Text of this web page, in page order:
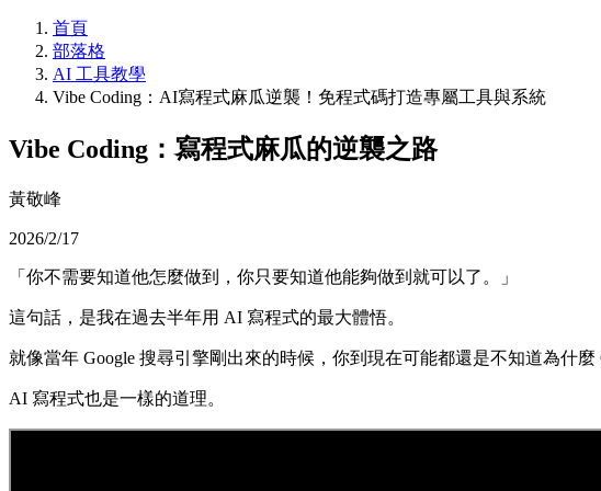
首頁
部落格
AI 工具教學
Vibe Coding：AI寫程式麻瓜逆襲！免程式碼打造專屬工具與系統
Vibe Coding：寫程式麻瓜的逆襲之路
黃敬峰
2026/2/17
「你不需要知道他怎麼做到，你只要知道他能夠做到就可以了。」
這句話，是我在過去半年用 AI 寫程式的最大體悟。
就像當年 Google 搜尋引擎剛出來的時候，你到現在可能都還是不知道為什
AI 寫程式也是一樣的道理。